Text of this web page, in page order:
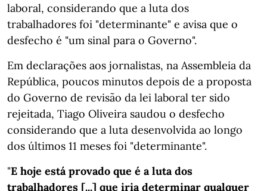
laboral, considerando que a luta dos
trabalhadores foi "determinante" e avisa que o
desfecho é "um sinal para o Governo".
Em declarações aos jornalistas, na Assembleia da
República, poucos minutos depois de a proposta
do Governo de revisão da lei laboral ter sido
rejeitada, Tiago Oliveira saudou o desfecho
considerando que a luta desenvolvida ao longo
dos últimos 11 meses foi "determinante".
"E hoje está provado que é a luta dos
trabalhadores [...] que iria determinar qualquer